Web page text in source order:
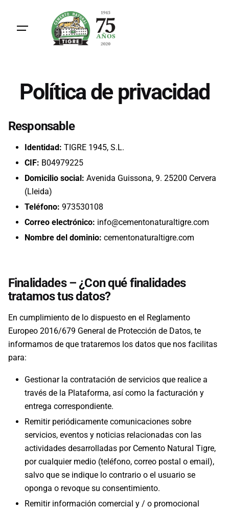
content
Política de privacidad
Responsable
Identidad: TIGRE 1945, S.L.
CIF: B04979225
Domicilio social: Avenida Guissona, 9. 25200 Cervera
(Lleida)
Teléfono: 973530108
Correo electrónico: info@cementonaturaltigre.com
Nombre del dominio: cementonaturaltigre.com
Finalidades – ¿Con qué finalidades
tratamos tus datos?
En cumplimiento de lo dispuesto en el Reglamento
Europeo 2016/679 General de Protección de Datos, te
informamos de que trataremos los datos que nos facilitas
para:
Gestionar la contratación de servicios que realice a
través de la Plataforma, así como la facturación y
entrega correspondiente.
Remitir periódicamente comunicaciones sobre
servicios, eventos y noticias relacionadas con las
actividades desarrolladas por Cemento Natural Tigre,
por cualquier medio (teléfono, correo postal o email),
salvo que se indique lo contrario o el usuario se
oponga o revoque su consentimiento.
Remitir información comercial y / o promocional